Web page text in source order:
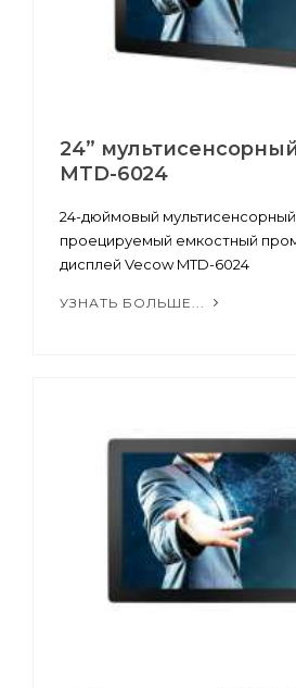
24”
MTD-6024
24-дюймовый мультисенсорный
проецируемый емкостный
дисплей Vecow MTD-6024
УЗНАТЬ БОЛЬШЕ...